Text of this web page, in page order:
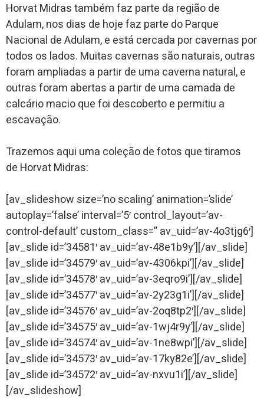
Horvat Midras também faz parte da região de
Adulam, nos dias de hoje faz parte do Parque
Nacional de Adulam, e está cercada por cavernas por
todos os lados. Muitas cavernas são naturais, outras
foram ampliadas a partir de uma caverna natural, e
outras foram abertas a partir de uma camada de
calcário macio que foi descoberto e permitiu a
escavação.
Trazemos aqui uma coleção de fotos que tiramos
de Horvat Midras:
[av_slideshow size=’no scaling’ animation=’slide’
autoplay=’false’ interval=’5′ control_layout=’av-
control-default’ custom_class=” av_uid=’av-4o3tjg6′]
[av_slide id=’34581′ av_uid=’av-48e1b9y’][/av_slide]
[av_slide id=’34579′ av_uid=’av-4306kpi’][/av_slide]
[av_slide id=’34578′ av_uid=’av-3eqro9i’][/av_slide]
[av_slide id=’34577′ av_uid=’av-2y23g1i’][/av_slide]
[av_slide id=’34576′ av_uid=’av-2oq8tp2′][/av_slide]
[av_slide id=’34575′ av_uid=’av-1wj4r9y’][/av_slide]
[av_slide id=’34574′ av_uid=’av-1ne8wpi’][/av_slide]
[av_slide id=’34573′ av_uid=’av-17ky82e’][/av_slide]
[av_slide id=’34572′ av_uid=’av-nxvu1i’][/av_slide]
[/av_slideshow]